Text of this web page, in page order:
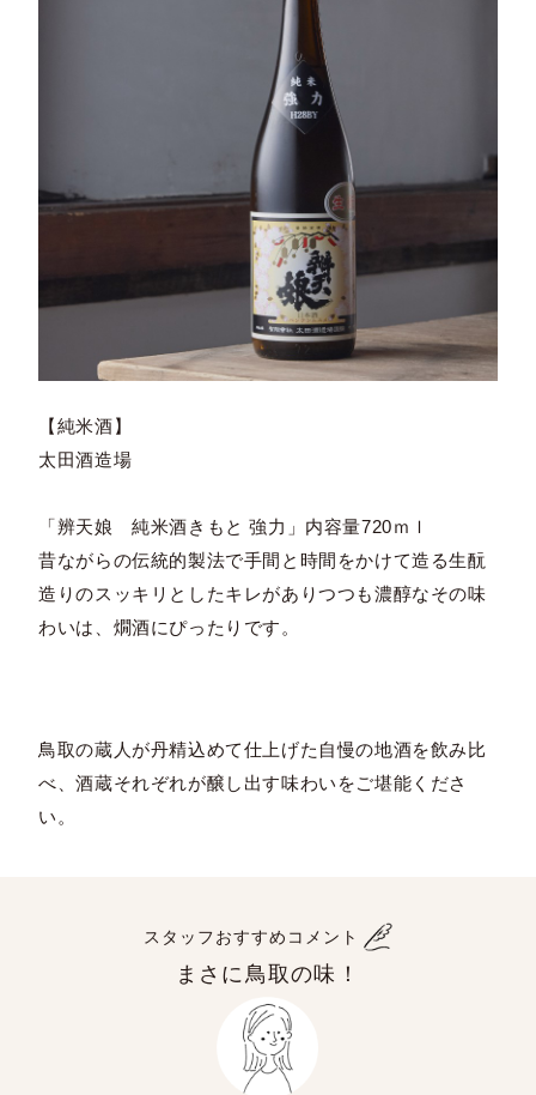
【純米酒】
太田酒造場
「辨天娘 純米酒きもと 強力」内容量720ｍｌ
昔ながらの伝統的製法で手間と時間をかけて造る生酛
造りのスッキリとしたキレがありつつも濃醇なその味
わいは、燗酒にぴったりです。
鳥取の蔵人が丹精込めて仕上げた自慢の地酒を飲み比
べ、酒蔵それぞれが醸し出す味わいをご堪能くださ
い。
スタッフおすすめコメント
まさに鳥取の味！